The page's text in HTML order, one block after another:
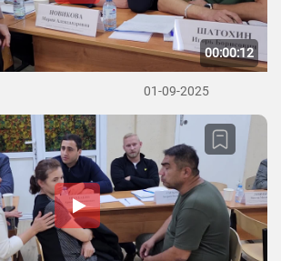
00:00:12
01-09-2025